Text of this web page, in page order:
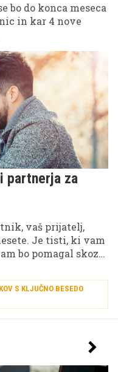
bo do konca meseca
in kar 4 nove
partnerja za
vaš prijatelj,
Je tisti, ki vam
bo pomagal skozi
in si
za dolgo zvezo,
S KLJUČNO BESEDO